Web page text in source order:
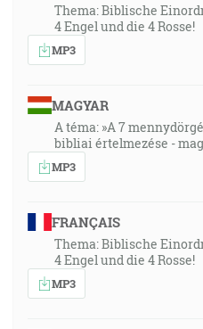
Thema: Biblische
4 Engel und die 4 Rosse!
MP3
MAGYAR
A téma: »A 7
bibliai értelmezése -
MP3
FRANÇAIS
Thema: Biblische
4 Engel und die 4 Rosse!
MP3